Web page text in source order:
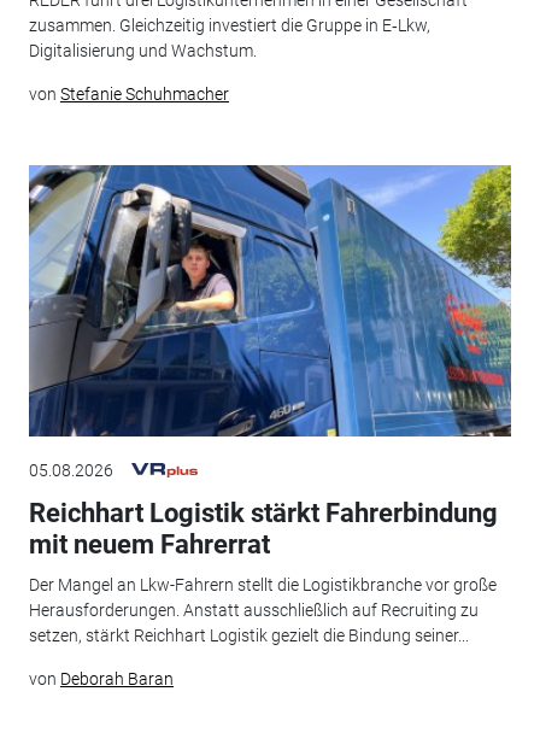
zusammen. Gleichzeitig investiert die Gruppe in E‑Lkw,
Digitalisierung und Wachstum.
von Stefanie Schuhmacher
05.08.2026
Reichhart Logistik stärkt Fahrerbindung
mit neuem Fahrerrat
Der Mangel an Lkw-Fahrern stellt die Logistikbranche vor große
Herausforderungen. Anstatt ausschließlich auf Recruiting zu
setzen, stärkt Reichhart Logistik gezielt die Bindung seiner...
von Deborah Baran